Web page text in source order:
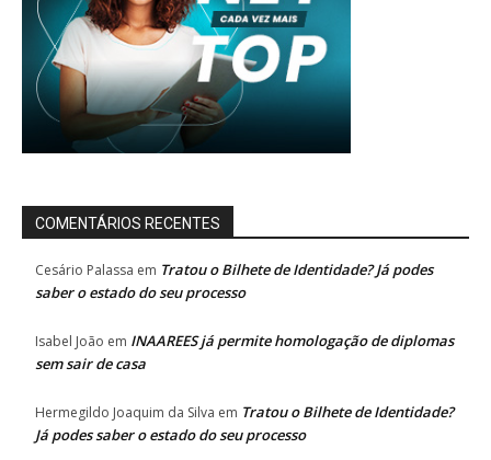
COMENTÁRIOS RECENTES
Cesário Palassa em Tratou o Bilhete de Identidade? Já podes
saber o estado do seu processo
Isabel João em INAAREES já permite homologação de diplomas
sem sair de casa
Hermegildo Joaquim da Silva em Tratou o Bilhete de Identidade?
Já podes saber o estado do seu processo